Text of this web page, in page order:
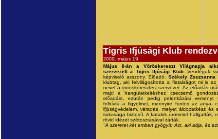
Tigris Ifjúsági Klub
2009. május 19.
Május 8-án a Vöröskereszt Világnapja
szervezett a Tigris Ifjúsági Klub.Vendégük
képviselő asszony. Előadó: Székely Zsuzsanna
klubtag, aki felvilágosította a fiatalságot mi is az
nevel a vöröskeresztes szervezet. Az előadás
majd a hangulatkeltéshez csecsemő
előadást, ezután pedig pelenkázási versenyt
felhívta a figyelmet, mennyire fontos az anya-
ifjúságvédelem, véradás, melyet áldozatkész és
sokasága biztosít. A fiatalok örömmel hallgatták,
rövid idézet szétosztásával zárták.
"A szeretet két embert gyógyít: Azt, aki adja, és